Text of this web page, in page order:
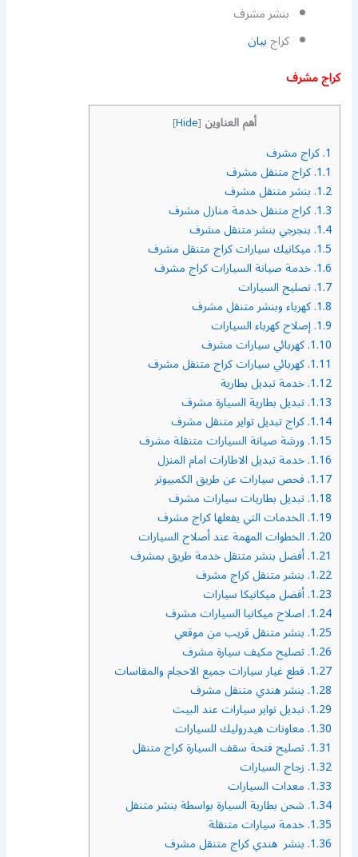
بنشر مشرف
كراجبيان
كراج مشرف
أهم العناوين [
Hide
]
1. كراج مشرف
1.1. كراج متنقل مشرف
1.2. بنشر متنقل مشرف
1.3. كراج متنقل خدمة منازل مشرف
1.4. بنجرجي بنشر متنقل مشرف
1.5. ميكانيك سيارات كراج متنقل مشرف
1.6. خدمة صيانة السيارات كراج مشرف
1.7. تصليح السيارات
1.8. كهرباء وبنشر متنقل مشرف
1.9. إصلاح كهرباء السيارات
1.10. كهربائي سيارات مشرف
1.11. كهربائي سيارات كراج متنقل مشرف
1.12. خدمة تبديل بطارية
1.13. تبديل بطارية السيارة مشرف
1.14. كراج تبديل تواير متنقل مشرف
1.15. ورشة صيانة السيارات متنقلة مشرف
1.16. خدمة تبديل الاطارات امام المنزل
1.17. فحص سيارات عن طريق الكمبيوتر
1.18. تبديل بطاريات سيارات مشرف
1.19. الخدمات التي يفعلها كراج مشرف
1.20. الخطوات المهمة عند أصلاح السيارات
1.21. أفضل بنشر متنقل خدمة طريق بمشرف
1.22. بنشر متنقل كراج مشرف
1.23. أفضل ميكانيكا سيارات
1.24. اصلاح ميكانيا السيارات مشرف
1.25. بنشر متنقل قريب من موقعي
1.26. تصليح مكيف سيارة مشرف
1.27. قطع غيار سيارات جميع الاحجام والمقاسات
1.28. بنشر هندي متنقل مشرف
1.29. تبديل تواير سيارات عند البيت
1.30. معاونات هيدروليك للسيارات
1.31. تصليح فتحة سقف السيارة كراج متنقل
1.32. زجاج السيارات
1.33. معدات السيارات
1.34. شحن بطارية السيارة بواسطة بنشر متنقل
1.35. خدمة سيارات متنقلة
1.36. بنشر هندي كراج متنقل مشرف